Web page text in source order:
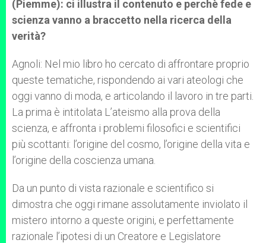
(Piemme): ci illustra il contenuto e perchè fede e
scienza vanno a braccetto nella ricerca della
verità?
Agnoli: Nel mio libro ho cercato di affrontare proprio
queste tematiche, rispondendo ai vari ateologi che
oggi vanno di moda, e articolando il lavoro in tre parti.
La prima è intitolata L’ateismo alla prova della
scienza, e affronta i problemi filosofici e scientifici
più scottanti: l’origine del cosmo, l’origine della vita e
l’origine della coscienza umana.
Da un punto di vista razionale e scientifico si
dimostra che oggi rimane assolutamente inviolato il
mistero intorno a queste origini, e perfettamente
razionale l’ipotesi di un Creatore e Legislatore